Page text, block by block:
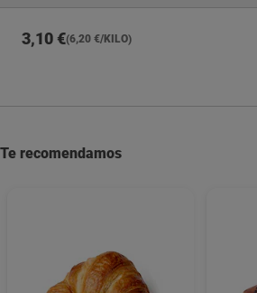
3,10 €(6,20 €/KILO)
Te recomendamos